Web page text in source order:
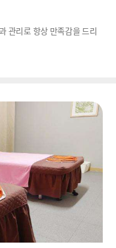
관리로 항상 만족감을 드리